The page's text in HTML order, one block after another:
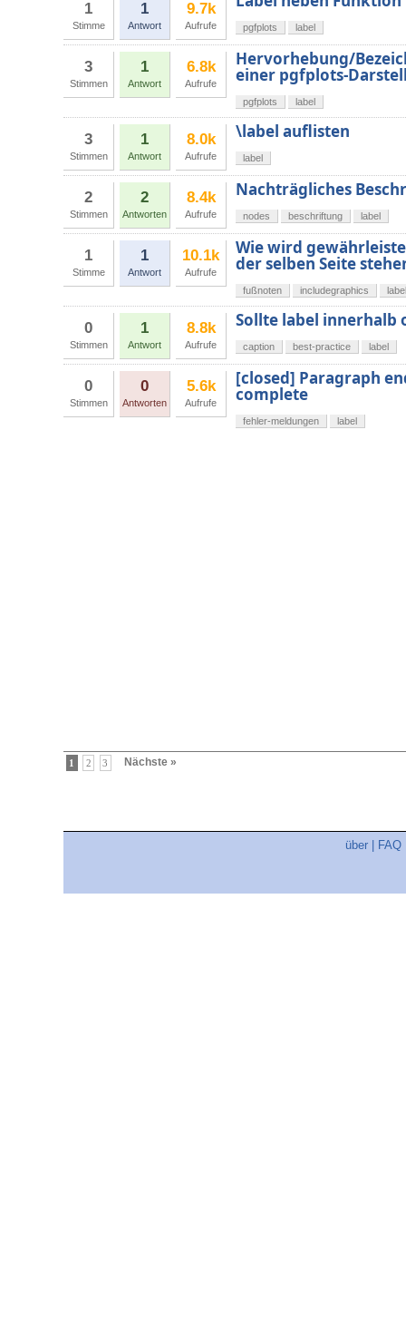
1
Stimme
1
Antwort
9.7k
Aufrufe pgfplots label
3
Stimmen
1
Antwort
6.8k
Aufrufe
Hervorhebung/
einer pgfplots-
pgfplots label
3
Stimmen
1
Antwort
8.0k
Aufrufe
\label auflisten
label
2
Stimmen
2
Antworten
8.4k
Aufrufe
Nachträgliches
nodes beschriftung label
1
Stimme
1
Antwort
10.1k
Aufrufe
Wie wird
der selben Seite
fußnoten includegraphics label
0
Stimmen
1
Antwort
8.8k
Aufrufe
Sollte label innerhalb
caption best-practice label
0
Stimmen
0
Antworten
5.6k
Aufrufe
[closed] Paragraph
complete
fehler-meldungen label
1 2 3 Nächste »
über FAQ